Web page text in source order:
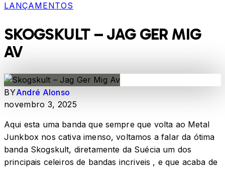
LANÇAMENTOS
SKOGSKULT – JAG GER MIG
AV
BYAndré Alonso
novembro 3, 2025
Aqui esta uma banda que sempre que volta ao Metal
Junkbox nos cativa imenso, voltamos a falar da ótima
banda Skogskult, diretamente da Suécia um dos
principais celeiros de bandas incriveis , e que acaba de